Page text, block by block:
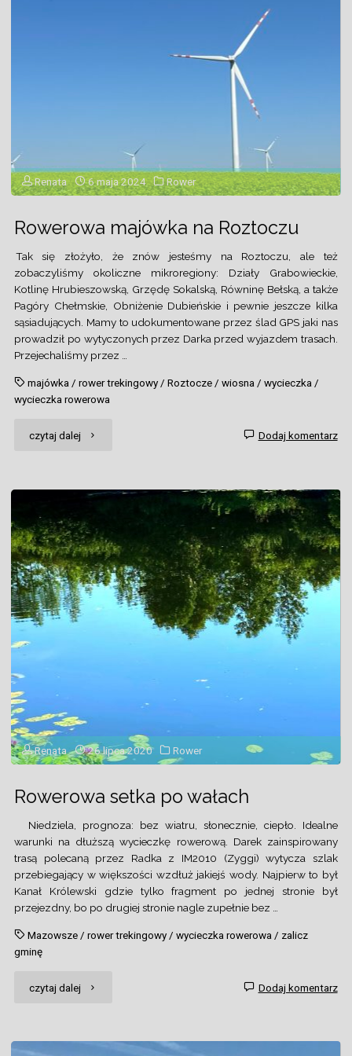
Renata 6 maja 2024 Rower
Rowerowa majówka na Roztoczu
Tak się złożyło, że znów jesteśmy na Roztoczu, ale też
zobaczyliśmy okoliczne mikroregiony: Działy Grabowieckie,
Kotlinę Hrubieszowską, Grzędę Sokalską, Równinę Bełską, a także
Pagóry Chełmskie, Obniżenie Dubieńskie i pewnie jeszcze kilka
sąsiadujących. Mamy to udokumentowane przez ślad GPS jaki nas
prowadził po wytyczonych przez Darka przed wyjazdem trasach.
Przejechaliśmy przez …
majówka/ rower trekingowy/ Roztocze/ wiosna/ wycieczka/
wycieczka rowerowa
czytaj dalej "Rowerowa
na
Roztoczu"
Dodaj komentarz
Renata 26 lipca 2020 Rower
Rowerowa setka po wałach
Niedziela, prognoza: bez wiatru, słonecznie, ciepło. Idealne
warunki na dłuższą wycieczkę rowerową. Darek zainspirowany
trasą polecaną przez Radka z IM2010 (Zyggi) wytycza szlak
przebiegający w większości wzdłuż jakiejś wody. Najpierw to był
Kanał Królewski gdzie tylko fragment po jednej stronie był
przejezdny, bo po drugiej stronie nagle zupełnie bez …
Mazowsze/ rower trekingowy/ wycieczka rowerowa / zalicz
gminę
czytaj dalej "Rowerowa Dodaj komentarz